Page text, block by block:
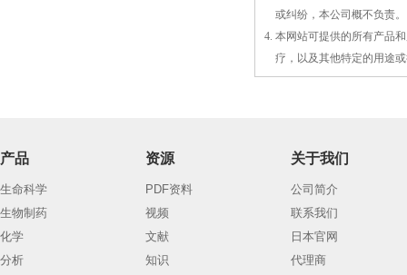
或纠纷，本公司概不负责。
4. 本网站可提供的所有产品
疗，以及其他特定的用途
产品
生命科学
生物制药
化学
分析
资源
PDF资料
视频
文献
知识
关于我们
公司简介
联系我们
日本官网
代理商